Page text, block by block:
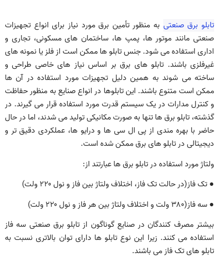
تابلو برق صنعتی به منظور تأمین برق مورد نیاز برای انواع تجهیزات
صنعتی مانند موتور ها، پمپ‌ ها، ساختمان‌ های مسکونی، تجاری و
اداری استفاده می‌ شود. جنس تابلو ها ممکن است از فلز یا نمونه‌ های
غیرفلزی باشند. تابلو های برق بر اساس نیاز های خاصی طراحی و
ساخته می‌ شوند به همین دلیل تجهیزات مورد استفاده در آن ها
ممکن است متنوع باشند. این تابلوها در انواع صنایع به منظور حفاظت
و کنترل مدارات در یک سیستم قدرت مورد استفاده قرار می‌ گیرند. در
گذشته، تابلو برق‌ ها تنها به صورت مکانیکی تولید می‌ شدند، اما در حال
حاضر با بهره مندی از پی‌ ال‌ سی‌ ها و درایو ها، عملکردی دقیق‌ تر و
دیجیتالی در تابلو های برق ممکن شده است.
ولتاژ مورد استفاده در تابلو برق ها عبارتند از:
● تک فاز(در حالت تک فاز، اختلاف ولتاژ بین فاز و نول ۲۲۰ ولت)
● سه فاز(۳۸۰ ولت و اختلاف ولتاژ بین هر فاز و نول ۲۲۰ ولت)
بیشتر مصرف‌ کنندگان در صنایع گوناگون از تابلو برق صنعتی سه فاز
استفاده می‌ کنند. زیرا این نوع تابلو ها دارای توان بالاتری نسبت به
تابلو های تک فاز می باشند.